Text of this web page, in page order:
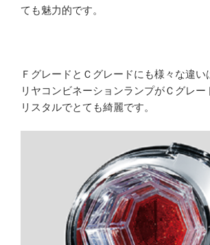
ても魅力的です。
ＦグレードとＣグレードにも様々な違い
リヤコンビネーションランプがＣグレー
リスタルでとても綺麗です。